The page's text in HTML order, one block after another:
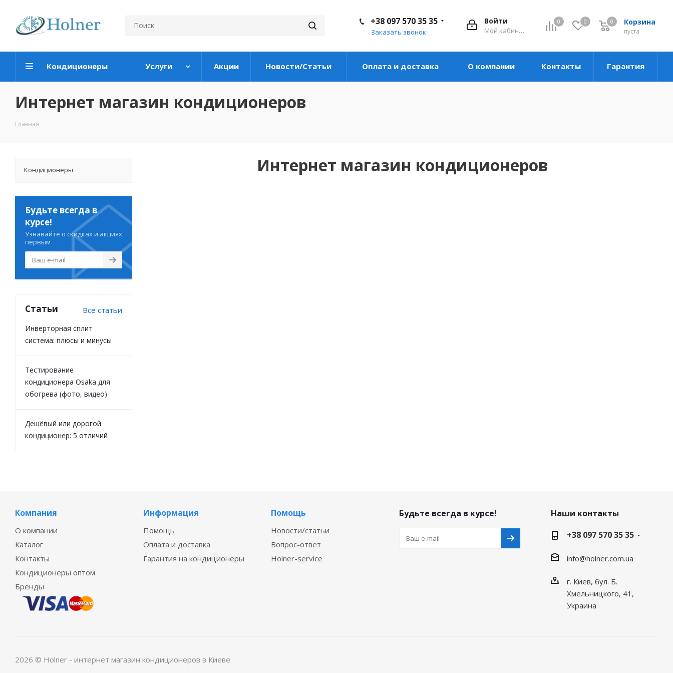
0 0 Корзина
пуста
0
Войти
Мой кабинет
+38 097 570 35 35
Заказать звонок
Кондиционеры Услуги Акции Новости/Статьи Оплата и доставка О компании Контакты Гарантия
Интернет магазин кондиционеров
Главная
Интернет магазин кондиционеров
Кондиционеры
Будьте всегда в
курсе!
Узнавайте о скидках и акциях
первым
Статьи Все статьи
Инверторная сплит
система: плюсы и минусы
Тестирование
кондиционера Osaka для
обогрева (фото, видео)
Дешёвый или дорогой
кондиционер: 5 отличий
Компания
О компании
Каталог
Контакты
Кондиционеры оптом
Бренды
Информация
Помощь
Оплата и доставка
Гарантия на кондиционеры
Помощь
Новости/статьи
Вопрос-ответ
Holner-service
Будьте всегда в курсе!
Наши контакты
+38 097 570 35 35
info@holner.com.ua
г. Киев, бул. Б.
Хмельницкого, 41,
Украина
2026 © Holner - интернет магазин кондиционеров в Киеве